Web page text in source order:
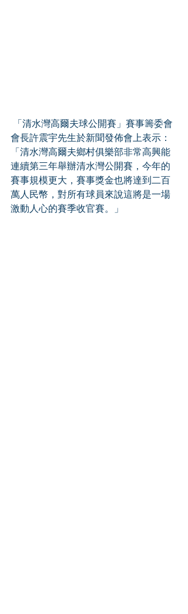
會長許震宇先生於新聞發佈會上表示：
「清水灣高爾夫鄉村俱樂部非常高興能
連續第三年舉辦清水灣公開賽，今年的
賽事規模更大，賽事獎金也將達到二百
萬人民幣，對所有球員來說這將是一場
激動人心的賽季收官賽。」